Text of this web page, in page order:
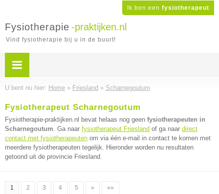
Ik ben een fysiotherapeut
Fysiotherapie -praktijken.nl
Vind fysiotherapie bij u in de buurt!
U bent nu hier: Home » Friesland » Scharnegoutum
Fysiotherapeut Scharnegoutum
Fysiotherapie-praktijken.nl bevat helaas nog geen fysiotherapeuten in
Scharnegoutum. Ga naar fysiotherapeut Friesland of ga naar direct
contact met fysiotherapeuten om via één e-mail in contact te komen met
meerdere fysiotherapeuten tegelijk. Hieronder worden nu resultaten
getoond uit de provincie Friesland.
1 2 3 4 5 » »»